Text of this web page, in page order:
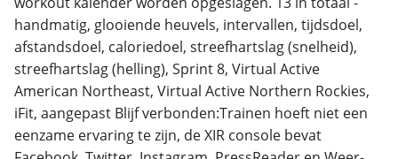
handmatig, glooiende heuvels, intervallen, tijdsdoel,
afstandsdoel, caloriedoel, streefhartslag (snelheid),
streefhartslag (helling), Sprint 8, Virtual Active
American Northeast, Virtual Active Northern Rockies,
iFit, aangepast Blijf verbonden:Trainen hoeft niet een
eenzame ervaring te zijn, de XIR console bevat